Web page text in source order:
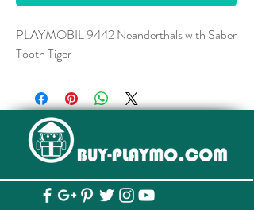
PLAYMOBIL 9442 Neanderthals with Saber
Tooth Tiger